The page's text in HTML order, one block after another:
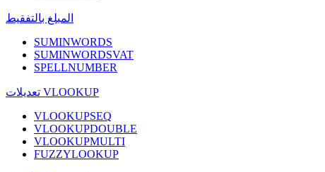
المبلغ بالتفقيط
SUMINWORDS
SUMINWORDSVAT
SPELLNUMBER
تعديلات VLOOKUP
VLOOKUPSEQ
VLOOKUPDOUBLE
VLOOKUPMULTI
FUZZYLOOKUP